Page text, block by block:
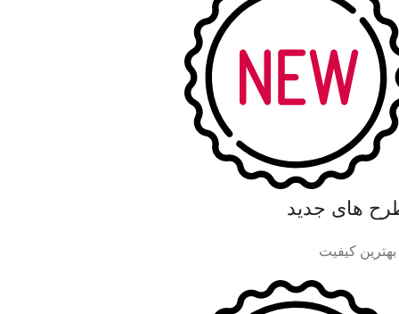
های جدید
بهترین کیفیت